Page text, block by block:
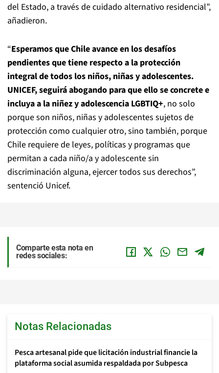
del Estado, a través de cuidado alternativo residencial”,
añadieron.
“Esperamos que Chile avance en los desafíos
pendientes que tiene respecto a la protección
integral de todos los niños, niñas y adolescentes.
UNICEF, seguirá abogando para que ello se concrete e
incluya a la niñez y adolescencia LGBTIQ+, no solo
porque son niños, niñas y adolescentes sujetos de
protección como cualquier otro, sino también, porque
Chile requiere de leyes, políticas y programas que
permitan a cada niño/a y adolescente sin
discriminación alguna, ejercer todos sus derechos”,
sentenció Unicef.
Comparte esta nota en
redes sociales:
Notas Relacionadas
Pesca artesanal pide que licitación industrial financie la
plataforma social asumida respaldada por Subpesca